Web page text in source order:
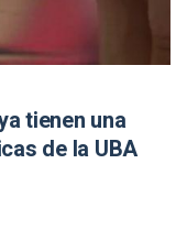
tienen una
de la UBA